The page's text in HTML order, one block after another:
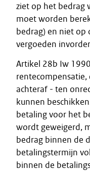
ziet op het bedrag
moet worden
bedrag) en niet op
vergoeden
Artikel 28b Iw
achteraf - ten
kunnen
betaling voor het
wordt geweigerd,
bedrag binnen de
betalingstermijn
binnen de